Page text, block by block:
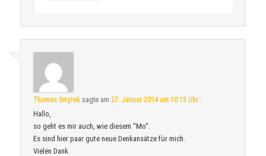
Thomas Smyrek sagte am27. Januar 2014 um 10:13 Uhr :
Hallo,
so geht es mir auch, wie diesem “Mo“.
Es sind hier paar gute neue Denkansätze für mich.
Vielen Dank